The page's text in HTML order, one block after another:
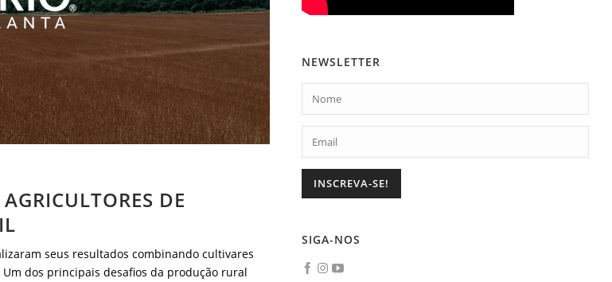
DE
seus resultados combinando cultivares
dos principais desafios da produção rural
NEWSLETTER
SIGA-NOS